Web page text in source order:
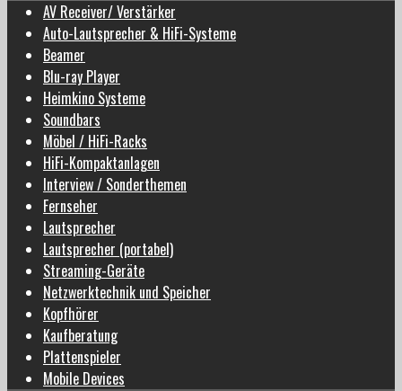
AV Receiver/ Verstärker
Auto-Lautsprecher & HiFi-Systeme
Beamer
Blu-ray Player
Heimkino Systeme
Soundbars
Möbel / HiFi-Racks
HiFi-Kompaktanlagen
Interview / Sonderthemen
Fernseher
Lautsprecher
Lautsprecher (portabel)
Streaming-Geräte
Netzwerktechnik und Speicher
Kopfhörer
Kaufberatung
Plattenspieler
Mobile Devices